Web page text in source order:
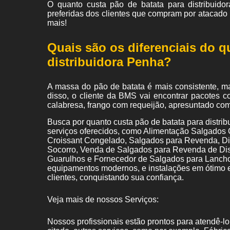
O quanto custa pão de batata para
preferidas dos clientes que compram por
mais!
Quais são os diferenciais do
distribuidora Penha?
A massa do pão de batata é mais consistente,
disso, o cliente da BMS vai encontrar pacotes
calabresa, frango com requeijão, apresuntado
Busca por quanto custa pão de batata para
serviços oferecidos, como Alimentação
Croissant Congelado, Salgados para Revenda,
Socorro, Venda de Salgados para Revenda de
Guarulhos e Fornecedor de Salgados para
equipamentos modernos, e instalações em
clientes, conquistando sua confiança.
Veja mais de nossos Serviços:
Nossos profissionais estão prontos para atendê-